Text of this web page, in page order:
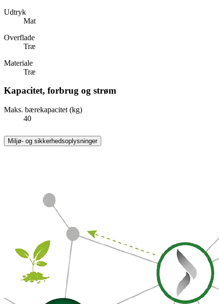
Udtryk
Mat
Overflade
Træ
Materiale
Træ
Kapacitet, forbrug og strøm
Maks. bærekapacitet (kg)
40
Miljø- og sikkerhedsoplysninger